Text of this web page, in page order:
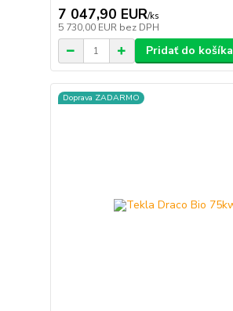
7 047,90 EUR/ks
5 730,00 EUR bez DPH
Pridať do košíka
Doprava ZADARMO